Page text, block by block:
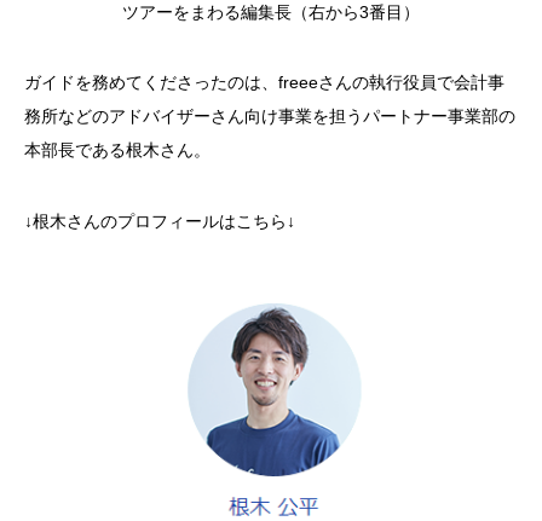
ツアーをまわる編集長（右から3番目）
ガイドを務めてくださったのは、freeeさんの執行役員で会計事
務所などのアドバイザーさん向け事業を担うパートナー事業部の
本部長である根木さん。
↓根木さんのプロフィールはこちら↓